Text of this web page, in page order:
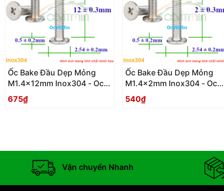
Ốc Bake Đầu Dẹp Mỏng
M1.4x12mm Inox304 - Oc
PaKe Dau Dep Mong
675₫
Ốc Bake Đầu Dẹp Mỏng
M1.4x2mm Inox304 - Oc
PaKe Dau Dep Mong
540₫
Vận chuyển Nhanh